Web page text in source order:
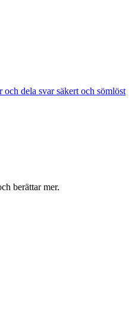
dela svar säkert och sömlöst
berättar mer.